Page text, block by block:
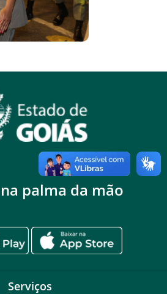
palma da mão
Serviços